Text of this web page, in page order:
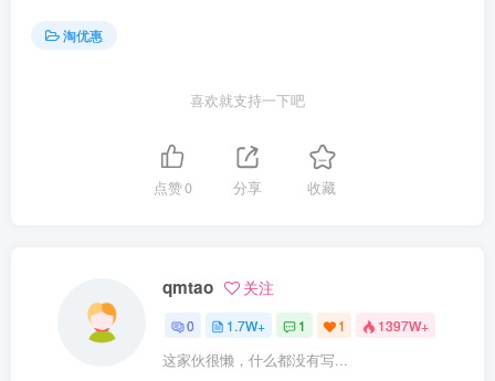
淘优惠
喜欢就支持一下吧
点赞0 分享 收藏
qmtao 关注
0 1.7W+ 1 1 1397W+
这家伙很懒，什么都没有写...